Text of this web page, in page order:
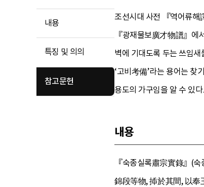
내용
특징 및 의의
참고문헌
조선시대 사전 『역어류해
『광재물보廣才物譜』에
벽에 기대도록 두는 쓰임
‘고비考備’라는 용어는 찾
용도의 가구임을 알 수 있
내용
『숙종실록肅宗實錄』(
錦段等物, 揷於其間, 以奉